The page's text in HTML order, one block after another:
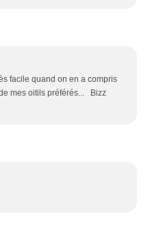
facile quand on en a compris
mes oitils préférés... Bizz